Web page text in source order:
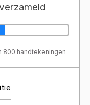
800 handtekeningen